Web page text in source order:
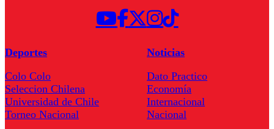
Deportes
Colo Colo
Seleccion Chilena
Universidad de Chile
Torneo Nacional
Noticias
Dato Practico
Economía
Internacional
Nacional